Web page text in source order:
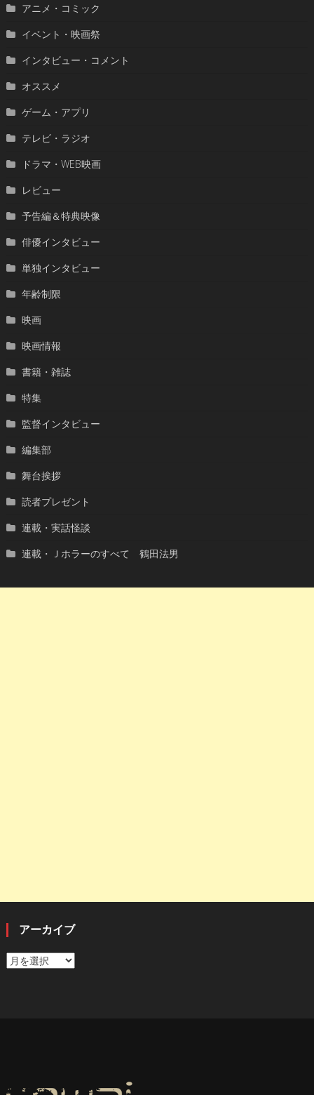
アニメ・コミック
イベント・映画祭
インタビュー・コメント
オススメ
ゲーム・アプリ
テレビ・ラジオ
ドラマ・WEB映画
レビュー
予告編＆特典映像
俳優インタビュー
単独インタビュー
年齢制限
映画
映画情報
書籍・雑誌
特集
監督インタビュー
編集部
舞台挨拶
読者プレゼント
連載・実話怪談
連載・Ｊホラーのすべて 鶴田法男
アーカイブ
ア